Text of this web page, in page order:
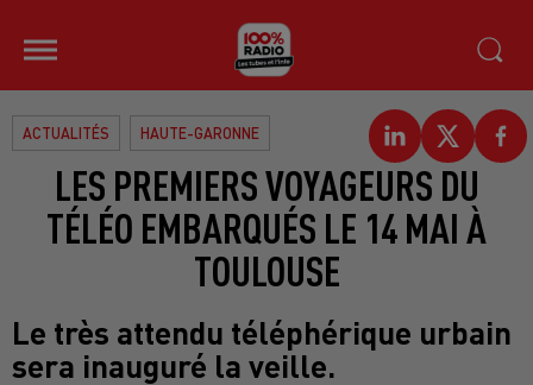
ACTUALITÉS HAUTE-GARONNE
LES PREMIERS VOYAGEURS DU
TÉLÉO EMBARQUÉS LE 14 MAI À
TOULOUSE
Le très attendu téléphérique urbain
sera inauguré la veille.